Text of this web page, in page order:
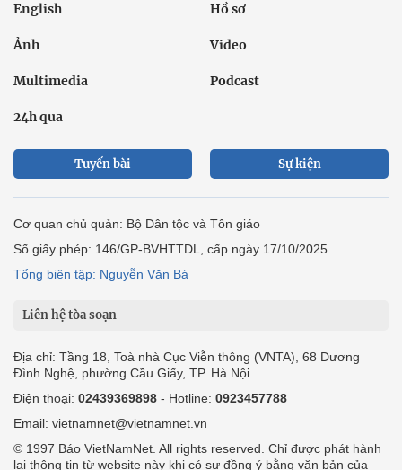
English Hồ sơ
Ảnh Video
Multimedia Podcast
24h qua
Tuyến bài Sự kiện
Cơ quan chủ quản: Bộ Dân tộc và Tôn giáo
Số giấy phép: 146/GP-BVHTTDL, cấp ngày 17/10/2025
Tổng biên tập: Nguyễn Văn Bá
Liên hệ tòa soạn
Địa chỉ: Tầng 18, Toà nhà Cục Viễn thông (VNTA), 68 Dương
Đình Nghệ, phường Cầu Giấy, TP. Hà Nội.
Điện thoại: 02439369898 - Hotline: 0923457788
Email: vietnamnet@vietnamnet.vn
© 1997 Báo VietNamNet. All rights reserved. Chỉ được phát hành
lại thông tin từ website này khi có sự đồng ý bằng văn bản của